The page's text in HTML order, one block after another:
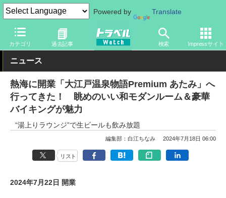
Powered by Translate
カテゴリ 過去記事 検索 Impressサイト
トラベル Watch 旅の情報 ホテル・旅館 宿泊
ニュース
熱海に開業「大江戸温泉物語Premium あたみ」へ
行ってきた！ 眺めのいい和モダンルーム＆豪華
バイキングが魅力
“湯上りラウンジ”で生ビールも飲み放題
編集部：白江ちなみ 2024年7月18日 06:00
リスト
2024年7月22日 開業